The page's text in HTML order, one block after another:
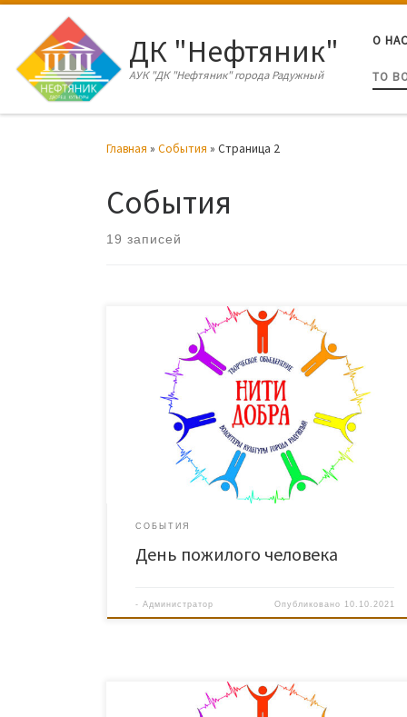
Перейти к содержимому
ДК "Нефтяник"
АУК "ДК "Нефтяник" города Радужный
О НАС
ТО
Главная » События » Страница 2
События
19 записей
Волонтеры культуры и клуб пожилых людей
поздравили своих друзей, находящихся в Центре
социального обслуживания населения города
Радужный, с Днем пожилого человека. Участники
клуба подарили подсолнух изготовленный из конфет
своими руками как символ долголетия и радости.
Выступили с мини концертом, подарив улыбки и
хорошее настроение. Клуб «Верность юности»
благодарит Бурикову Анну […]
СОБЫТИЯ
День пожилого человека
-Администратор Опубликовано 10.10.2021